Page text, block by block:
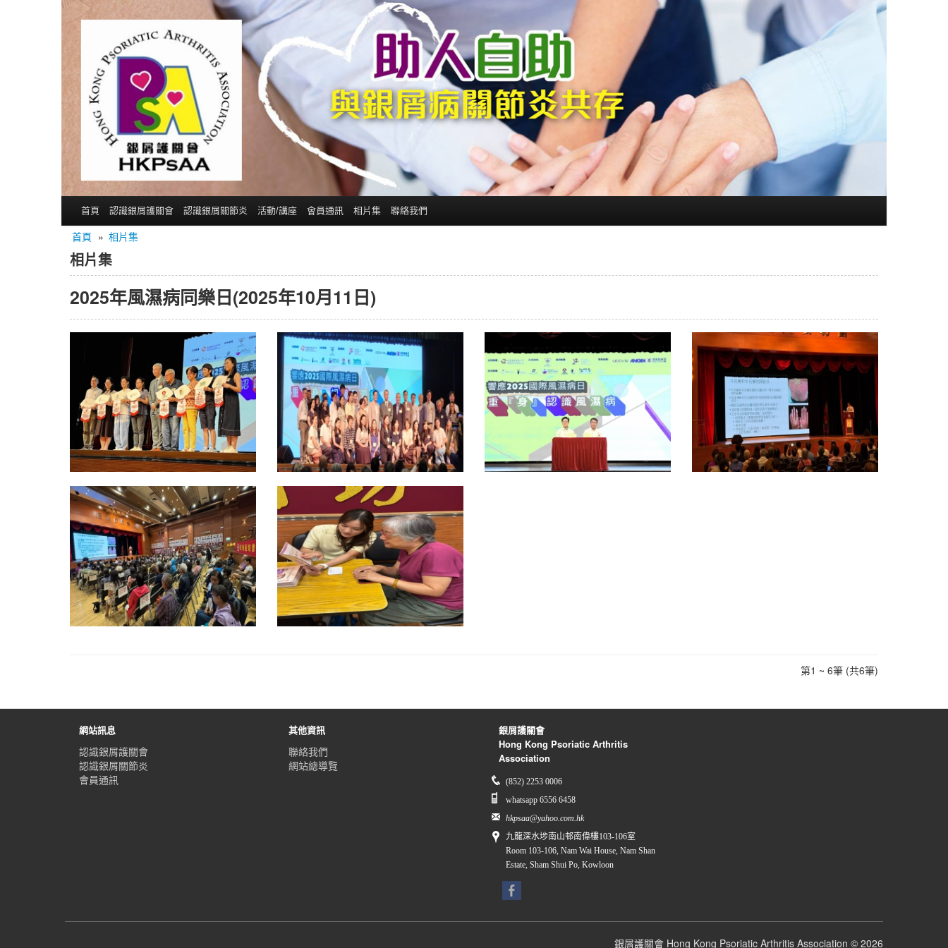
首頁 認識銀屑護關會 認識銀屑關節炎 活動/講座 會員通訊 相片集 聯絡我們
首頁 » 相片集
相片集
2025年風濕病同樂日(2025年10月11日)
第1 ~ 6筆 (共6筆)
網站訊息
認識銀屑護關會
認識銀屑關節炎
會員通訊
其他資訊
聯絡我們
網站總導覽
銀屑護關會
Hong Kong Psoriatic Arthritis
Association
(852) 2253 0006
whatsapp 6556 6458
hkpsaa@yahoo.com.hk
九龍深水埗南山邨南偉樓103-106室
Room 103-106, Nam Wai House, Nam Shan
Estate, Sham Shui Po, Kowloon
銀屑護關會 Hong Kong Psoriatic Arthritis Association © 2026